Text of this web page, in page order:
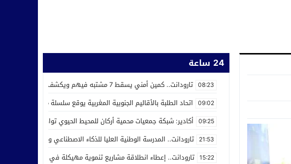
24 ساعة
08:23 تارودانت.. كمين أمني يسقط 7 مشتبه فيهم ويكشف استغلال محل للحلاقة في ترويج المخدرات
09:02 اتحاد الطلبة بالأقاليم الجنوبية المغربية يوقع سلسلة من اتفاقيات
09:25 أكادير: شبكة جمعيات محمية أركان للمحيط الحيوي تواصل عملها من أجل
21:53 تارودانت.. المدرسة الوطنية العليا للذكاء الاصطناعي وعلوم
15:22 تارودانت.. إعطاء انطلاقة مشاريع تنموية مهيكلة في إطار الاحتفال بالذكرى الـ27 لعيد